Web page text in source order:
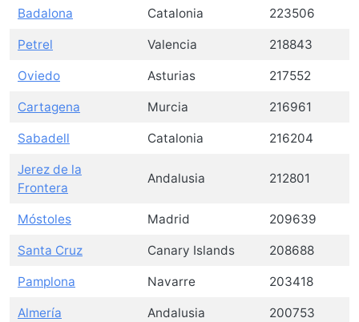
Badalona Catalonia 223506
Petrel Valencia 218843
Oviedo Asturias 217552
Cartagena Murcia 216961
Sabadell Catalonia 216204
Jerez de la
Frontera
Andalusia 212801
Móstoles Madrid 209639
Santa Cruz Canary Islands 208688
Pamplona Navarre 203418
Almería Andalusia 200753